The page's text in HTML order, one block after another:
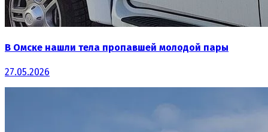
В Омске нашли тела пропавшей молодой пары
27.05.2026